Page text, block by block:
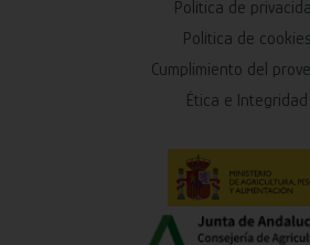
Política de
Política de cookies
Cumplimiento del
Ética e Integridad